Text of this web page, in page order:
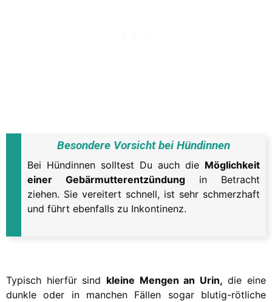
Besondere Vorsicht bei Hündinnen
Bei Hündinnen solltest Du auch die Möglichkeit
einer Gebärmutterentzündung in Betracht
ziehen. Sie vereitert schnell, ist sehr schmerzhaft
und führt ebenfalls zu Inkontinenz.
Typisch hierfür sind kleine Mengen an Urin, die eine
dunkle oder in manchen Fällen sogar blutig-rötliche